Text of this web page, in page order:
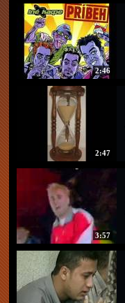
2:46
2:47
3:57